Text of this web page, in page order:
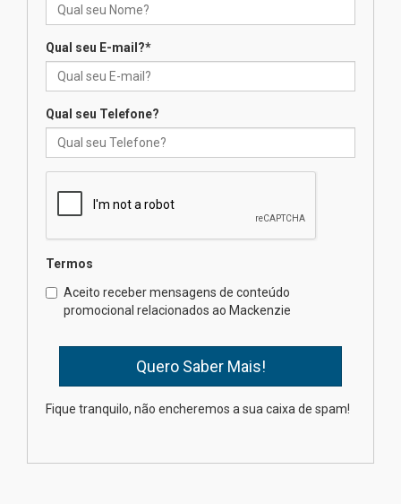
das novas tecnologias em
calouros do segundo semestre
04.08.2026
Brasília prepara seus
estudantes para o PAS antes
mesmo do Ensino Médio
na educação dos filhos além da
Qual seu E-mail?*
Qual seu Telefone?
Termos
Aceito receber mensagens de conteúdo
promocional relacionados ao Mackenzie
Fique tranquilo, não encheremos a sua caixa de spam!